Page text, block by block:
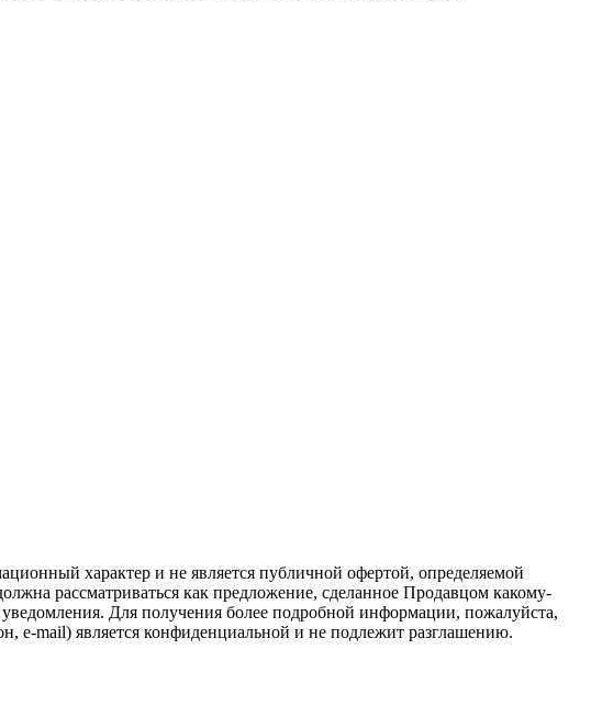
характер и не является публичной офертой, определяемой
рассматриваться как предложение, сделанное Продавцом какому-
Для получения более подробной информации, пожалуйста,
e-mail) является конфиденциальной и не подлежит разглашению.